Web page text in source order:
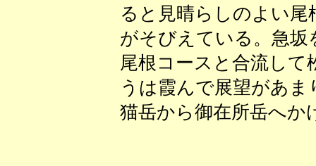
ると見晴らしのよい尾
がそびえている。急
尾根コースと合流して
うは霞んで展望があ
猫岳から御在所岳へか